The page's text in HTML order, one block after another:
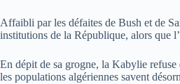
Affaibli par les défaites de Bush et de
institutions de la République, alors que
En dépit de sa grogne, la Kabylie refuse
les populations algériennes savent